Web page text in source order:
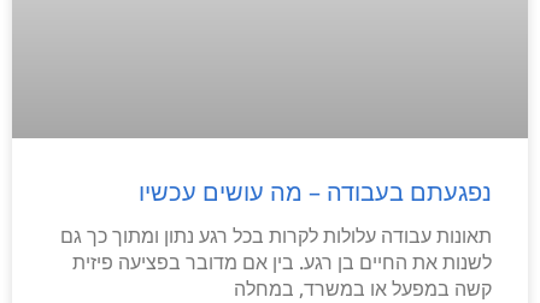
נפגעתם בעבודה – מה עושים עכשיו
תאונות עבודה עלולות לקרות בכל רגע נתון ומתוך כך גם
לשנות את החיים בן רגע. בין אם מדובר בפציעה פיזית
קשה במפעל או במשרד, במחלה